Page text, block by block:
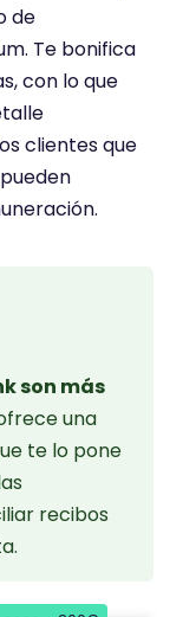
de
Te bonifica
con lo que
clientes que
son más
una
te lo pone
recibos